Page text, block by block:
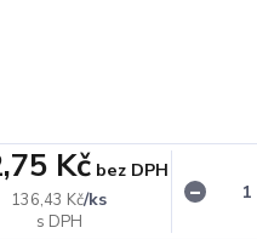
136,43 Kč/ks
Kč bez DPH